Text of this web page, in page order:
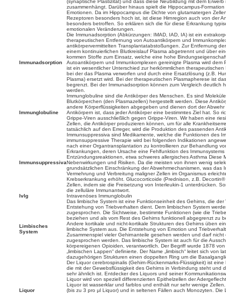
(synaptische Plastizität) und dass diese Neubildung mit dem
zusammenhängt. Darüber hinaus spielt die Hippocampus-
Emotionen. Da im Hippocampus die Dichte von glutamatergen
Rezeptoren besonders hoch ist, ist diese Hirnregion auch von der
besonders betroffen. So erklären sich die für diese Erkrankung
emotionalen Veränderungen.
Immunadsorption
Die Immunadsorption (Abkürzungen: IMAD, IAD, IA) ist ein
therapeutischen Entfernung von Autoantikörpern und
antikörpervermittelten Transplantatabstoßungen. Zur Entfernung
einem kontinuierlichen Blutkreislauf Plasma abgetrennt und über
kommen Stoffe zum Einsatz, welche eine hohe
Autoantikörpern und Immunkomplexen gereinigte Plasma wird dem
ist ein wesentlicher Unterschied zur herkömmlichen
bei der das Plasma verworfen und durch eine Ersatzlösung (z.B.
Plasma) ersetzt wird. Bei der therapeutischen Plasmapherese ist
begrenzt. Bei der Immunadsorption können zum Vergleich deutlich
werden.
Immunglobuline
Immunglobuline sind die Antikörper des Menschen. Es sind
Blutkörperchen (den Plasmazellen) hergestellt werden. Diese
andere Körperflüssigkeiten abgegeben und dienen dort der
Antikörpern ist, dass jeder Antikörper eine bestimmtes Ziel hat. So
Grippe-Viren ausschließlich gegen Grippe-Viren. Wir haben eine
Zellen, die Antikörper produzieren können, um für alle
tatsächlich auf den Erreger, wird die Produktion des passenden
Immunsuppressiva
Immunsuppressiva sind Medikamente, welche die Funktionen des
immunsuppressive Therapie wird bei folgenden Indikationen
nach einer Organtransplantation zu kontrollieren zur Behandlung
Erkrankungen, deren Ursache eine Fehlfunktion des
Entzündungsreaktionen, etwa schweres allergisches Asthma Diese
Nebenwirkungen und Risiken. Da die meisten von ihnen wenig
grundsätzlichen Einschränkung der Abwehrmechanismen, was das
Vermehrung und Verbreitung maligner Zellen im Organismus
Krebserkrankung erhöht. Glucocorticoide (Prednison, z.B.
Zellen, indem sie die Freisetzung von Interleukin-1 unterdrücken.
die zelluläre Immunantwort.
IvIg
Intravenöses Immunglobulin
Limbisches
System
Das limbische System ist eine Funktionseinheit des Gehirns, die
Entstehung von Triebverhalten dient. Dem limbischen System
zugesprochen. Die Sichtweise, bestimmte Funktionen (wie die
beziehen und als vom Rest des Gehirns funktionell abgegrenzt zu
Andere kortikale und nicht-kortikale Strukturen des Gehirns üben
limbische System aus. Die Entstehung von Emotion und
Zusammenspiel vieler Gehirnanteile gesehen werden und darf nicht
zugesprochen werden. Das limbische System ist auch für die
körpereigenen Opioiden, verantwortlich. Der Begriff wurde 1878
„limbischen Lappen“ definierte. Der Name „limbisch“ leitet sich von
dazugehörigen Strukturen einen doppelten Ring um die
Liquor
Der Liquor cerebrospinalis (Gehirn-Rückenmarks-Flüssigkeit) ist
die mit der Gewebsflüssigkeit des Gehirns in Verbindung steht und
sehr ähnlich ist. Entdecker des Liquors und seiner
Liquor wird von speziell differenzierten Epithelzellen der
Liquor ist wasserklar und farblos und enthält nur sehr wenige
(bis zu 3 pro µl Liquor) und in seltenen Fällen auch Monozyten. Die